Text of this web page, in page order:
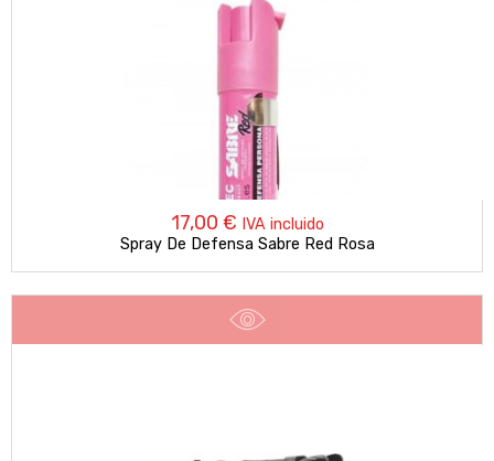
17,00 € IVA incluido
Spray De Defensa Sabre Red Rosa